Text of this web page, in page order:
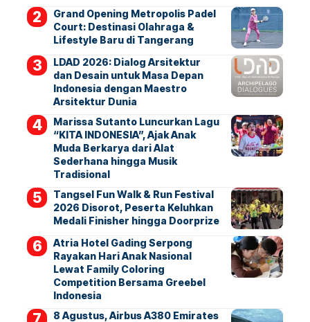
Grand Opening Metropolis Padel
Court: Destinasi Olahraga &
Lifestyle Baru di Tangerang
LDAD 2026: Dialog Arsitektur
dan Desain untuk Masa Depan
Indonesia dengan Maestro
Arsitektur Dunia
Marissa Sutanto Luncurkan Lagu
“KITA INDONESIA”, Ajak Anak
Muda Berkarya dari Alat
Sederhana hingga Musik
Tradisional
Tangsel Fun Walk & Run Festival
2026 Disorot, Peserta Keluhkan
Medali Finisher hingga Doorprize
Atria Hotel Gading Serpong
Rayakan Hari Anak Nasional
Lewat Family Coloring
Competition Bersama Greebel
Indonesia
8 Agustus, Airbus A380 Emirates